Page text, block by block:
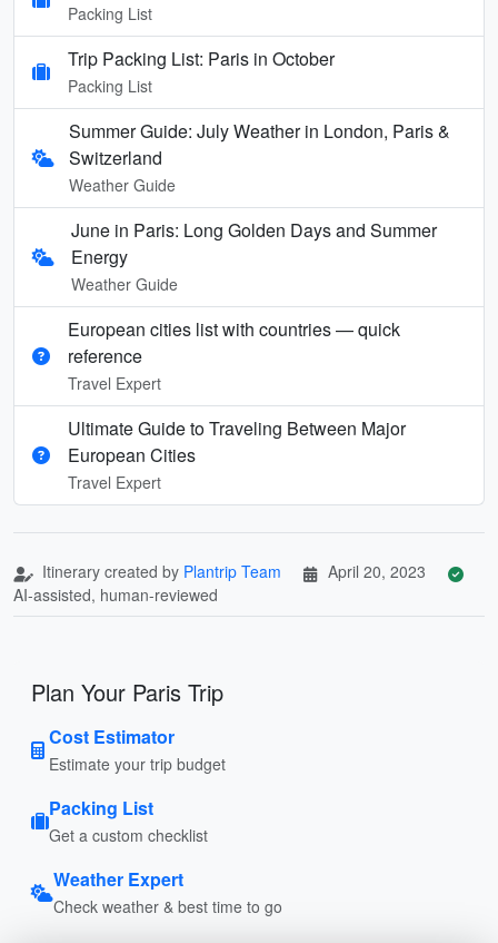
Packing List
Trip Packing List: Paris in October
Packing List
Summer Guide: July Weather in London, Paris &
Switzerland
Weather Guide
June in Paris: Long Golden Days and Summer
Energy
Weather Guide
European cities list with countries — quick
reference
Travel Expert
Ultimate Guide to Traveling Between Major
European Cities
Travel Expert
Itinerary created by Plantrip Team
April 20, 2023
AI-assisted, human-reviewed
Plan Your Paris Trip
Cost Estimator
Estimate your trip budget
Packing List
Get a custom checklist
Weather Expert
Check weather & best time to go